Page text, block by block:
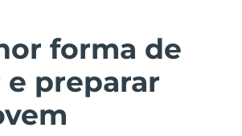
forma de
preparar
4 kit
Lifting facial
2 kit
Entrega prevista